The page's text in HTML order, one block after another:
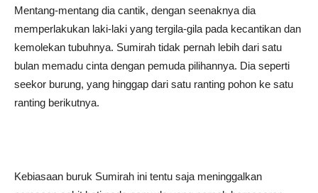
Mentang-mentang dia cantik, dengan seenaknya dia
memperlakukan laki-laki yang tergila-gila pada kecantikan dan
kemolekan tubuhnya. Sumirah tidak pernah lebih dari satu
bulan memadu cinta dengan pemuda pilihannya. Dia seperti
seekor burung, yang hinggap dari satu ranting pohon ke satu
ranting berikutnya.
Kebiasaan buruk Sumirah ini tentu saja meninggalkan